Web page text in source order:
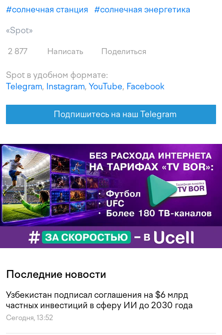
#солнечная станция #солнечная энергетика
«Spot»
2 877 Написать Поделиться
Spot в удобном формате:
Telegram, Instagram, YouTube, Facebook
Подпишитесь на наш Telegram
Последние новости
Узбекистан подписал соглашения на $6 млрд
частных инвестиций в сферу ИИ до 2030 года
Сегодня, 13:52